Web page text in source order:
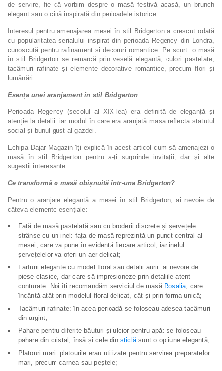
de servire, fie că vorbim despre o masă festivă acasă, un brunch
elegant sau o cină inspirată din perioadele istorice.
Interesul pentru amenajarea mesei în stil Bridgerton a crescut odată
cu popularitatea serialului inspirat din perioada Regency din Londra,
cunoscută pentru rafinament și decoruri romantice. Pe scurt: o masă
în stil Bridgerton se remarcă prin veselă elegantă, culori pastelate,
tacâmuri rafinate și elemente decorative romantice, precum flori și
lumânări.
Esența unei aranjament în stil Bridgerton
Perioada Regency (secolul al XIX-lea) era definită de eleganță și
atenție la detalii, iar modul în care era aranjată masa reflecta statutul
social și bunul gust al gazdei.
Echipa Dajar Magazin îți explică în acest articol cum să amenajezi o
masă în stil Bridgerton pentru a-ți surprinde invitații, dar și alte
sugestii interesante.
Ce transformă o masă obișnuită într-una Bridgerton?
Pentru o aranjare elegantă a mesei în stil Bridgerton, ai nevoie de
câteva elemente esențiale:
Față de masă pastelată sau cu broderii discrete și șervețele
strânse cu un inel: fața de masă reprezintă un punct central al
mesei, care va pune în evidență fiecare articol, iar inelul
șervețelelor va oferi un aer delicat;
Farfurii elegante cu model floral sau detalii aurii: ai nevoie de
piese clasice, dar care să impresioneze prin detaliile atent
conturate. Noi îți recomandăm serviciul de masă Rosalia, care
încântă atât prin modelul floral delicat, cât și prin forma unică;
Tacâmuri rafinate: în acea perioadă se foloseau adesea tacâmuri
din argint;
Pahare pentru diferite băuturi și ulcior pentru apă: se foloseau
pahare din cristal, însă și cele din sticlăsunt o opțiune elegantă;
Platouri mari: platourile erau utilizate pentru servirea preparatelor
mari, precum carnea sau peștele;